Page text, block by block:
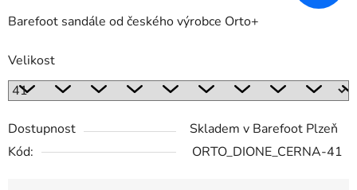
Barefoot sandále od českého výrobce Orto+
Velikost
Dostupnost
Skladem v Barefoot Plzeň
Kód:
ORTO_DIONE_CERNA-41